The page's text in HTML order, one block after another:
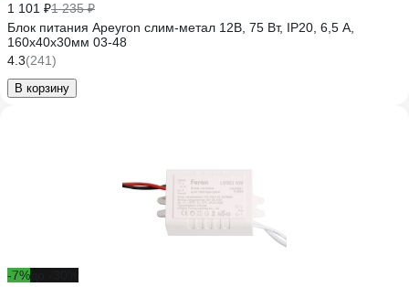
1 101 ₽1 235 ₽
Блок питания Apeyron слим-метал 12В, 75 Вт, IP20, 6,5 А,
160х40х30мм 03-48
4.3(241)
В корзину
-7%